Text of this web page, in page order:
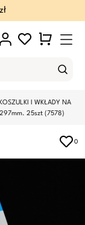
KOSZULKI I WKŁADY NA
25szt (7578)
0